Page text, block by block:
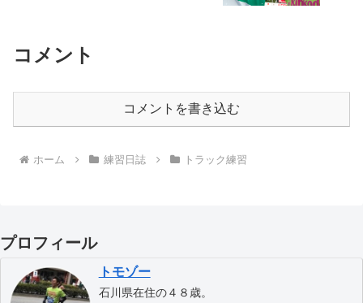
コメント
コメントを書き込む
ホーム 練習日誌 トラック練習
プロフィール
トモゾー
石川県在住の４８歳。